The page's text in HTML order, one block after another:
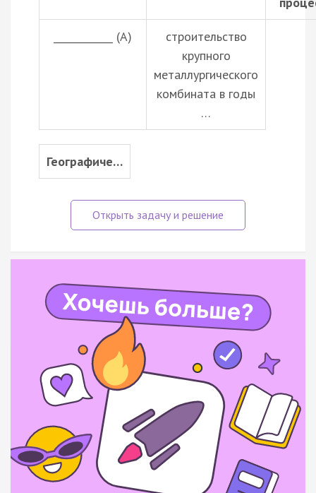
____________ (А)
строительство
крупного
металлургического
комбината в годы
…
Географиче…